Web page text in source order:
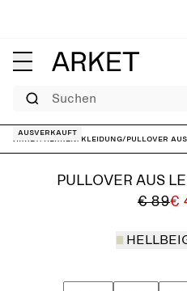
Suchen
ARKET/ Herren/ Kleidung/Pullover aus
Ausverkauft
PULLOVER AUS
€ 89€